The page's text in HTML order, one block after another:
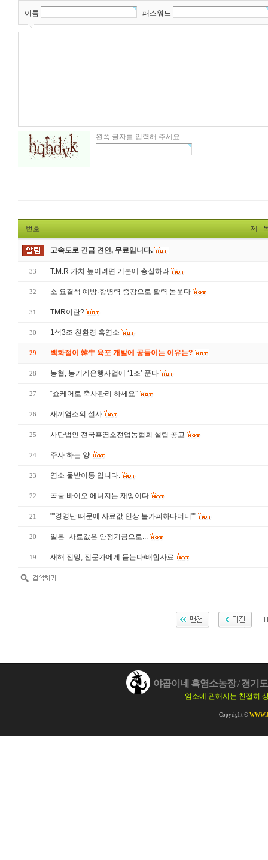
이름 패스워드
왼쪽 글자를 입력해 주세요.
번호 제
고속도로 긴급 견인, 무료입니다.
33 T.M.R 가치 높이려면 기본에 충실하라
32 소 요결석 예방·항병력 증강으로 활력 돋운다
31 TMR이란?
30 1석3조 친환경 흑염소
29 백화점이 韓牛 육포 개발에 공들이는 이유는?
28 농협, 농기계은행사업에 ‘1조’ 푼다
27 “쇼케어로 축사관리 하세요”
26 새끼염소의 설사
25 사단법인 전국흑염소전업농협회 설립 공고
24 주사 하는 양
23 염소 물받이통 입니다.
22 곡물 바이오 에너지는 재앙이다
21 ""경영난 때문에 사료값 인상 불가피하다더니""
20 일본- 사료값은 안정기금으로...
19 새해 전망, 전문가에게 듣는다/배합사료
야곱이네 흑염소농장/경기
염소에 관해서는 친절히
Copyright ©